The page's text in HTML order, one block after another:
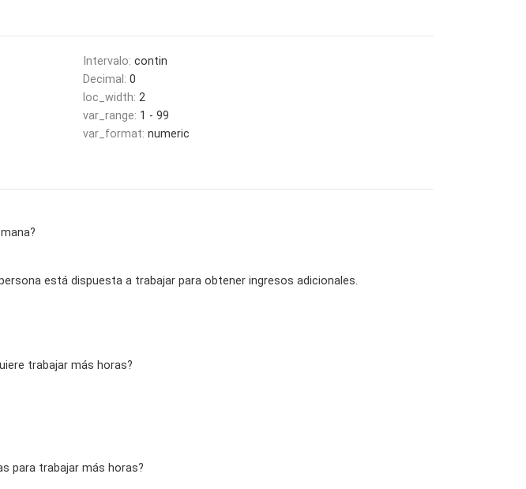
Intervalo: contin
Decimal: 0
loc_width: 2
var_range: 1 - 99
var_format: numeric
está dispuesta a trabajar para obtener ingresos adicionales.
trabajar más horas?
para trabajar más horas?